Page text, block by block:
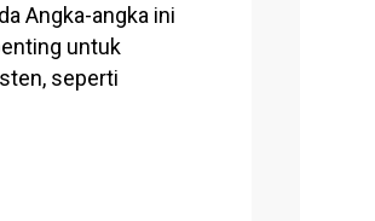
Angka-angka ini
untuk
seperti